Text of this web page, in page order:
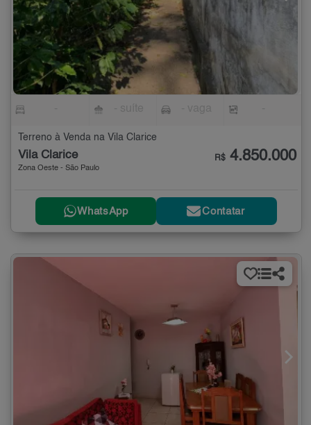
Terreno à Venda na Vila Clarice
Vila Clarice
Zona Oeste - São Paulo
R$ 4.850.000
WhatsApp Contatar